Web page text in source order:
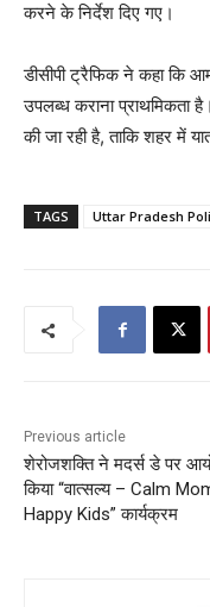
करने के निर्देश दिए गए।
डीसीपी ट्रैफिक ने कहा कि
उपलब्ध कराना प्राथमिकता
की जा रही है, ताकि शहर में
TAGS Uttar Pradesh
Previous article
शेरोजशक्ति ने मदर्स डे पर
किया “वात्सल्य – Calm
Happy Kids” कार्यक्रम